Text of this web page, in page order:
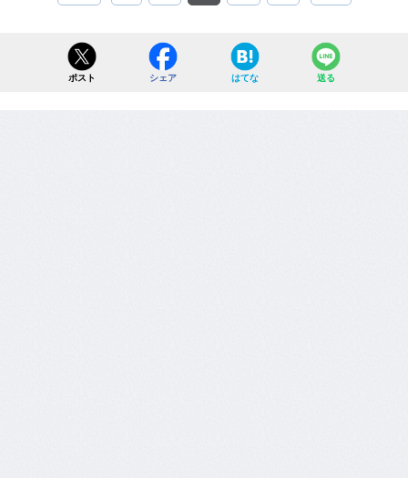
ポスト シェア はてな 送る